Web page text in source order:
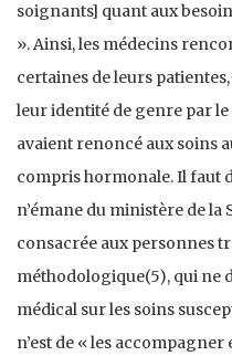
soignants] quant aux
». Ainsi, les médecins
certaines de leurs
leur identité de genre par le
avaient renoncé aux soins
compris hormonale. Il faut
n’émane du ministère de la
consacrée aux personnes
méthodologique(5), qui ne
médical sur les soins
n’est de « les